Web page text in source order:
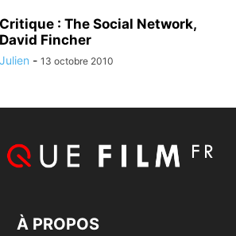
Critique : The Social Network,
David Fincher
Julien - 13 octobre 2010
À PROPOS